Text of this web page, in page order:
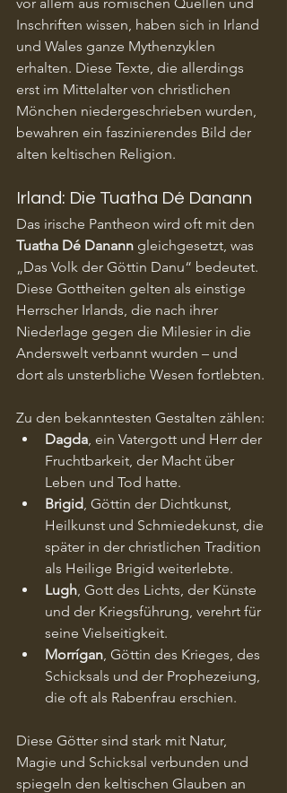
Inschriften wissen, haben sich in Irland
und Wales ganze Mythenzyklen
erhalten. Diese Texte, die allerdings
erst im Mittelalter von christlichen
Mönchen niedergeschrieben wurden,
bewahren ein faszinierendes Bild der
alten keltischen Religion.
Irland: Die Tuatha Dé Danann
Das irische Pantheon wird oft mit den
Tuatha Dé Danann gleichgesetzt, was
„Das Volk der Göttin Danu“ bedeutet.
Diese Gottheiten gelten als einstige
Herrscher Irlands, die nach ihrer
Niederlage gegen die Milesier in die
Anderswelt verbannt wurden – und
dort als unsterbliche Wesen fortlebten.
Zu den bekanntesten Gestalten zählen:
Dagda , ein Vatergott und Herr der
Fruchtbarkeit, der Macht über
Leben und Tod hatte.
Brigid , Göttin der Dichtkunst,
Heilkunst und Schmiedekunst, die
später in der christlichen Tradition
als Heilige Brigid weiterlebte.
Lugh , Gott des Lichts, der Künste
und der Kriegsführung, verehrt für
seine Vielseitigkeit.
Morrígan , Göttin des Krieges, des
Schicksals und der Prophezeiung,
die oft als Rabenfrau erschien.
Diese Götter sind stark mit Natur,
Magie und Schicksal verbunden und
spiegeln den keltischen Glauben an